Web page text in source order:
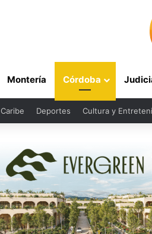
Montería Córdoba
Caribe Deportes Cultura y